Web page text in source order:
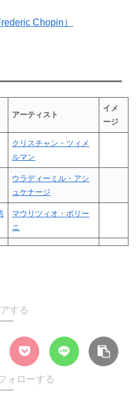
Chopin）
アーティスト
イメ
ージ
クリスチャン・ツィメ
ルマン
ウラディーミル・アシ
ュケナージ
マウリツィオ・ポリー
ニ
する
ォローする